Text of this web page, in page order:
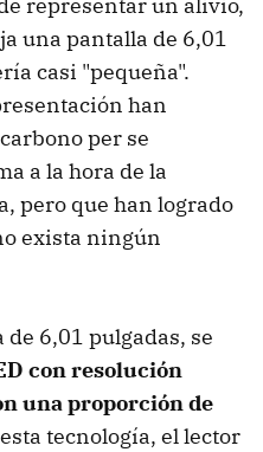
una pantalla de 6,01
casi "pequeña".
han
per se
a la hora de la
pero que han logrado
exista ningún
6,01 pulgadas, se
con resolución
una proporción de
tecnología, el lector